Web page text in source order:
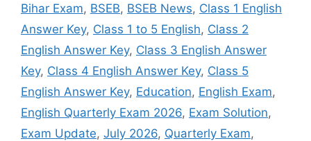
Bihar Exam, BSEB, BSEB News, Class 1 English
Answer Key, Class 1 to 5 English, Class 2
English Answer Key, Class 3 English Answer
Key, Class 4 English Answer Key, Class 5
English Answer Key, Education, English Exam,
English Quarterly Exam 2026, Exam Solution,
Exam Update, July 2026, Quarterly Exam,